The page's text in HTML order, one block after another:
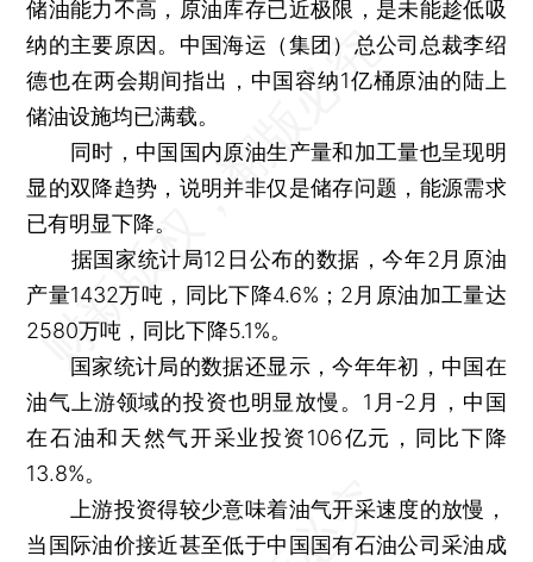
储油能力不高，原油库存已近极限，是未能趁低吸
纳的主要原因。中国海运（集团）总公司总裁李绍
德也在两会期间指出，中国容纳1亿桶原油的陆上
储油设施均已满载。
同时，中国国内原油生产量和加工量也呈现明
显的双降趋势，说明并非仅是储存问题，能源需求
已有明显下降。
据国家统计局12日公布的数据，今年2月原油
产量1432万吨，同比下降4.6%；2月原油加工量达
2580万吨，同比下降5.1%。
国家统计局的数据还显示，今年年初，中国在
油气上游领域的投资也明显放慢。1月-2月，中国
在石油和天然气开采业投资106亿元，同比下降
13.8%。
上游投资得较少意味着油气开采速度的放慢，
当国际油价接近甚至低于中国国有石油公司采油成